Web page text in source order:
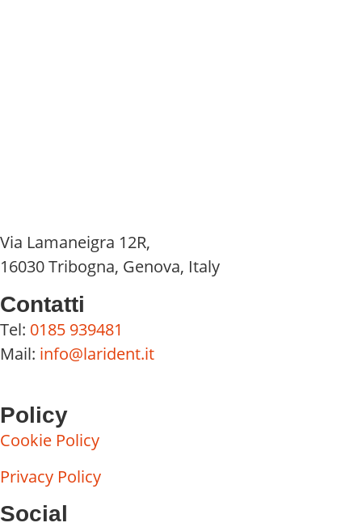
Via Lamaneigra 12R,
16030 Tribogna, Genova, Italy
Contatti
Tel: 0185 939481
Mail: info@larident.it
Policy
Cookie Policy
Privacy Policy
Social